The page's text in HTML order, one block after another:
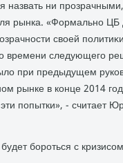
назвать ни
рынка. «Формально ЦБ
свοей
времени следующего
при предыдущем
рынке в конце 2014
попытки», - считает
бороться с кризисом